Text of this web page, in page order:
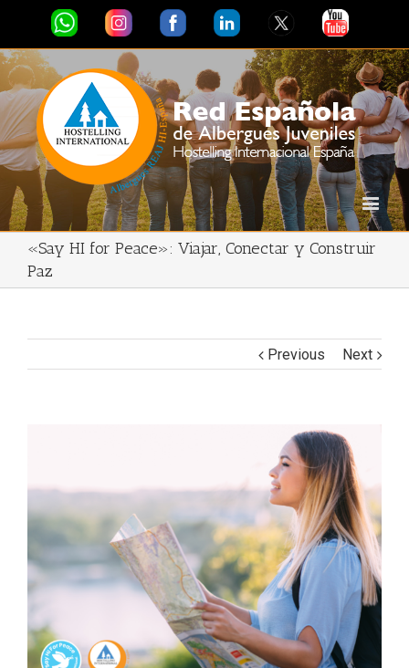
«Say HI for Peace»: Viajar, Conectar y Construir
Paz
Previous Next